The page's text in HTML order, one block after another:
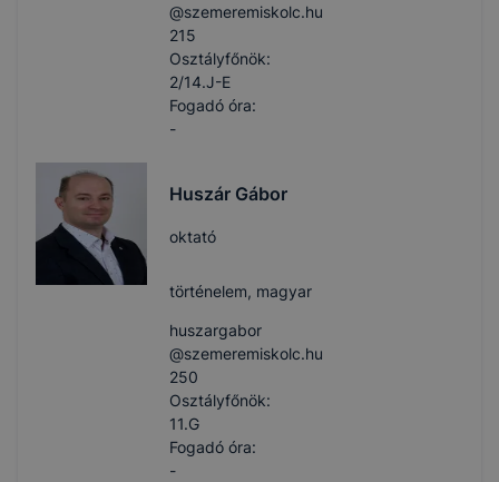
@szemeremiskolc.hu
215
Osztályfőnök:
2/14.J-E
Fogadó óra:
-
Huszár Gábor
oktató
történelem, magyar
huszargabor​
@szemeremiskolc.hu
250
Osztályfőnök:
11.G
Fogadó óra:
-